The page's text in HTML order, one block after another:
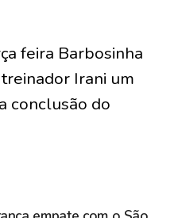
feira Barbosinha
Irani um
conclusão do